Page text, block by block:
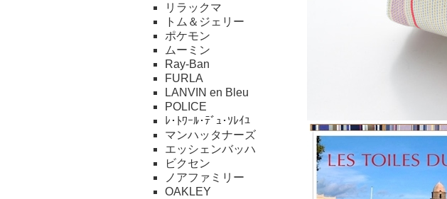
リラックマ
トム＆ジェリー
ポケモン
ムーミン
Ray-Ban
FURLA
LANVIN en Bleu
POLICE
ﾚ･ﾄﾜｰﾙ･ﾃﾞｭ･ｿﾚｲﾕ
マンハッタナーズ
エッシェンバッハ
ビクセン
ノアファミリー
OAKLEY